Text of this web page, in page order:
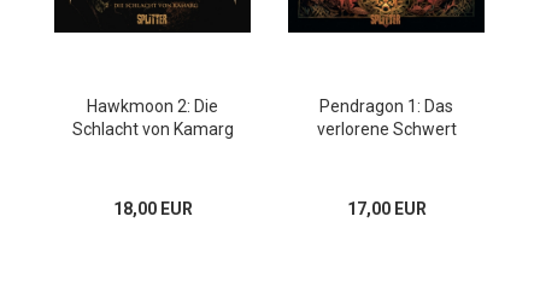
Hawkmoon 2: Die
Schlacht von Kamarg
18,00 EUR
Pendragon 1: Das
verlorene Schwert
17,00 EUR